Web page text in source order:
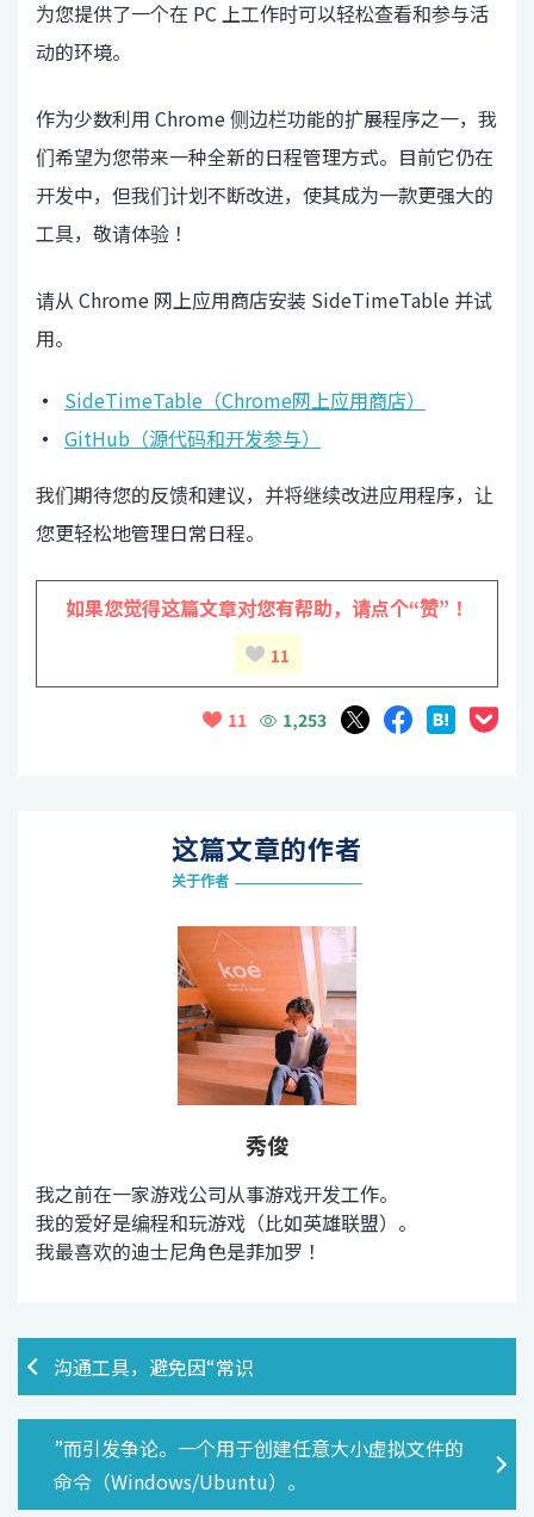
为您提供了一个在 PC 上工作时可以轻松查看和参与活
动的环境。
作为少数利用 Chrome 侧边栏功能的扩展程序之一，我
们希望为您带来一种全新的日程管理方式。目前它仍在
开发中，但我们计划不断改进，使其成为一款更强大的
工具，敬请体验！
请从 Chrome 网上应用商店安装 SideTimeTable 并试
用。
SideTimeTable（Chrome网上应用商店）
GitHub（源代码和开发参与）
我们期待您的反馈和建议，并将继续改进应用程序，让
您更轻松地管理日常日程。
如果您觉得这篇文章对您有帮助， 请点个“赞”！
11
11 1,253
这篇文章的作者
关于作者
秀俊
我之前在一家游戏公司从事游戏开发工作。
我的爱好是编程和玩游戏（比如英雄联盟）。
我最喜欢的迪士尼角色是菲加罗！
沟通工具，避免因“常识
”而引发争论。一个用于创建任意大小虚拟文件的
命令（Windows/Ubuntu）。